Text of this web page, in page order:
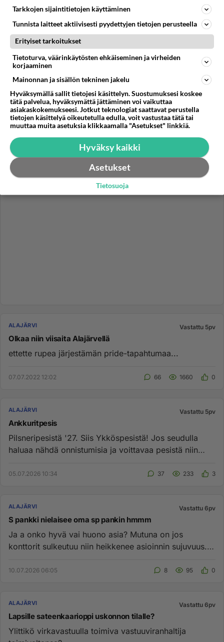
nyt etenemään vauhd...
Kunnan viranomaisena se varmistaa, että rakennettu
Kunnan viranomaisena se varmistaa, että rakennettu
ympäristö pysyy viihtyisänä ja säännösten mukaisena.
Ajelin Paalijä...
28.07.2026 13:27 15 82
ALAJÄRVI Vastattu 5pv
Olkaa niin viisaita Alajärvellä
ettette rupea järjestämän pride-tapahtumaa...
07.07.2022 12:02 66 1660 0
ALAJÄRVI Vastattu 5pv
Ankkuritpesis
Pilsneripesistä '27. Siis Ykköspesistä! Jos seudulla
haluaa nähdä onnistumisia ja voittavaa pesistä niin
05.07.2026 10:34 37 233 3
ALAJÄRVI Vastattu 6pv
S pankki nielaisee oma sp pankin hmmm
Ja a onko hyvä vai huono asia? Mutuna on jos
konttorit sulkeutuu niin heikkenee asioinnin sujuvuus.
10.07.2026 06:05 8 95 0
ALAJÄRVI Vastattu 6pv
Lapsille sateenkaarioppi uskonnon tilalle?
Ylittikö virkavastuulla toimiva vastuuviranhaltija
Tarkkojen sijaintitietojen käyttäminen
Tunnista laitteet aktiivisesti pyydettyjen tietojen perusteella
Erityiset tarkoitukset
Tietoturva, väärinkäytösten ehkäiseminen ja virheiden
korjaaminen
Mainonnan ja sisällön tekninen jakelu
Hyväksymällä sallit tietojesi käsittelyn. Suostumuksesi koskee
tätä palvelua, hyväksymättä jättäminen voi vaikuttaa
asiakaskokemukseesi. Jotkut teknologiat saattavat perustella
tietojen käsittelyä oikeutetulla edulla, voit vastustaa tätä tai
muuttaa muita asetuksia klikkaamalla "Asetukset" linkkiä.
Hyväksy kaikki
Asetukset
Tietosuoja